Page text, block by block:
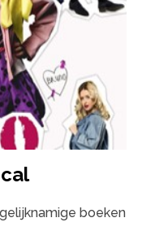
boeken